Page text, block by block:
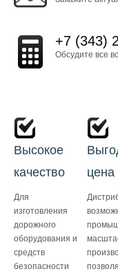
+7 (343)
Обсудите все
Высокое
качество
Для
изготовления
дорожного
оборудования и
средств
безопасности
цена